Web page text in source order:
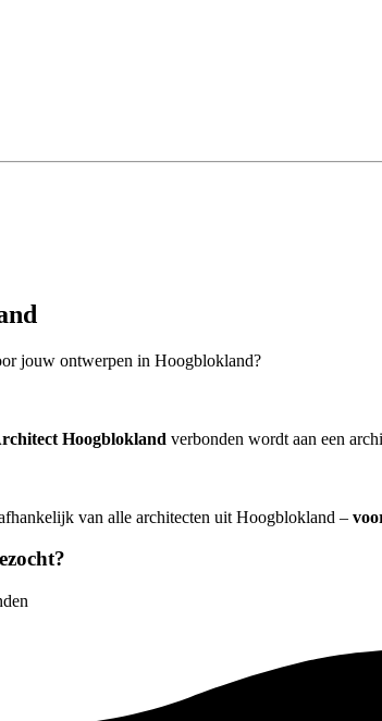
jouw ontwerpen in Hoogblokland?
Hoogblokland verbonden wordt aan een
van alle architecten uit Hoogblokland –